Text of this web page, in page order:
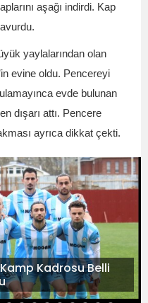
aşağı indirdi. Kap
yaylalarından olan
evine oldu. Pencereyi
evde bulunan
dışarı attı. Pencere
ayrıca dikkat çekti.
Kadrosu Belli